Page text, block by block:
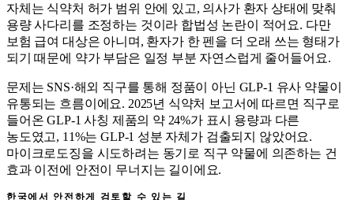
자체는 식약처 허가 범위 안에 있고, 의사가 환자 상태에 맞춰
용량 사다리를 조정하는 것이라 합법성 논란이 적어요. 다만
보험 급여 대상은 아니며, 환자가 한 펜을 더 오래 쓰는 형태가
되기 때문에 약가 부담은 일정 부분 자연스럽게 줄어들어요.
문제는 SNS·해외 직구를 통해 정품이 아닌 GLP-1 유사 약물이
유통되는 흐름이에요. 2025년 식약처 보고서에 따르면 직구로
들어온 GLP-1 사칭 제품의 약 24%가 표시 용량과 다른
농도였고, 11%는 GLP-1 성분 자체가 검출되지 않았어요.
마이크로도징을 시도하려는 동기로 직구 약물에 의존하는 건
효과 이전에 안전이 무너지는 길이에요.
한국에서 안전하게 검토할 수 있는 길